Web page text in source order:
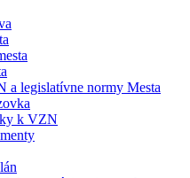
a legislatívne normy Mesta
k VZN